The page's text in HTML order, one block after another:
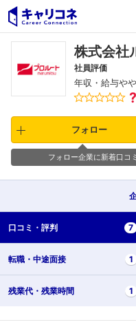
株式会社
社員評価
年収・給与や
フォロー
フォロー企業に新着口コ
口コミ・ 評判 7
転職・ 中途面接 1
残業代・ 残業時間 1